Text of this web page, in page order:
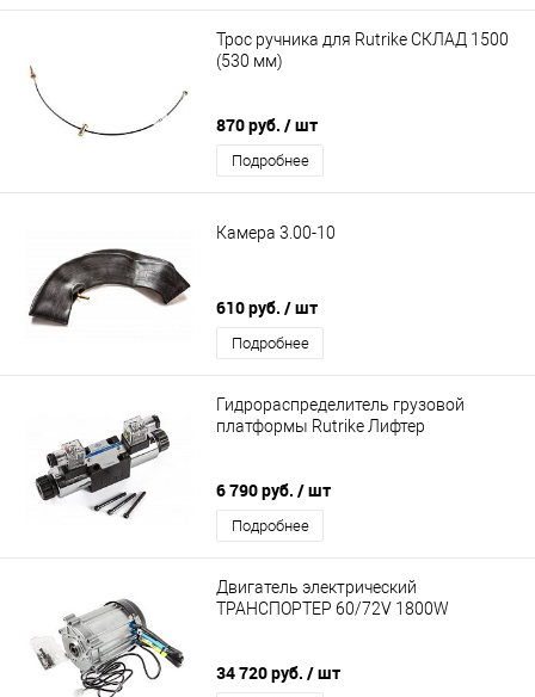
Трос ручника для Rutrike СКЛАД 1500
(530 мм)
870 руб. / шт
Подробнее
Камера 3.00-10
610 руб. / шт
Подробнее
Гидрораспределитель грузовой
платформы Rutrike Лифтер
6 790 руб. / шт
Подробнее
Двигатель электрический
ТРАНСПОРТЕР 60/72V 1800W
34 720 руб. / шт